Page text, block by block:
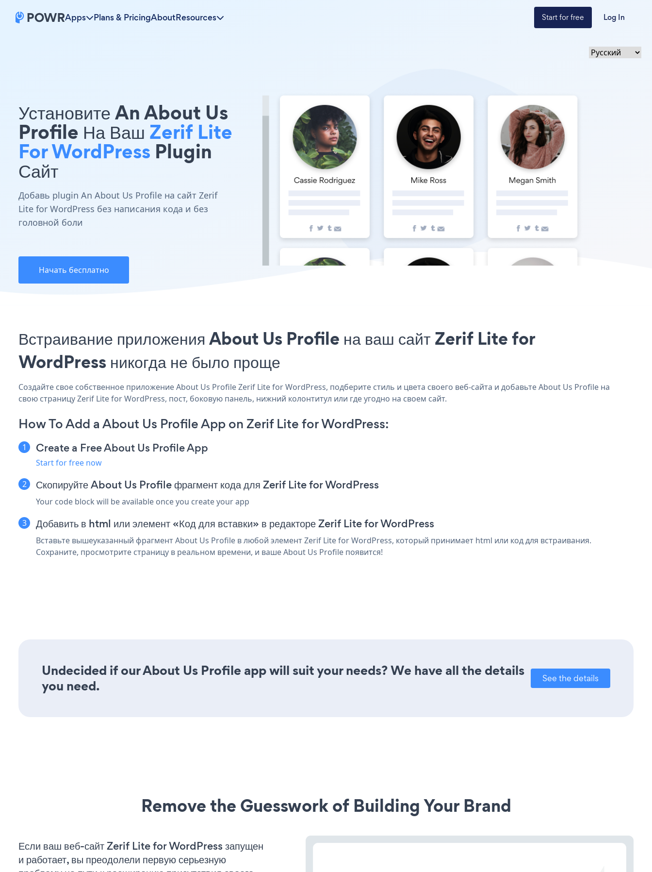
Apps Plans & PricingAboutResources Start for free Log In
Установите An About Us
Profile На Ваш Zerif Lite
For WordPress Plugin
Сайт
Добавь plugin An About Us Profile на сайт Zerif
Lite for WordPress без написания кода и без
головной боли
Начать бесплатно
Встраивание приложения About Us Profile на ваш сайт Zerif Lite for
WordPress никогда не было проще
Создайте свое собственное приложение About Us Profile Zerif Lite for WordPress, подберите стиль и цвета своего веб-сайта и добавьте About Us Profile на
свою страницу Zerif Lite for WordPress, пост, боковую панель, нижний колонтитул или где угодно на своем сайт.
How To Add a About Us Profile App on Zerif Lite for WordPress:
Create a Free About Us Profile App
Start for free now
Скопируйте About Us Profile фрагмент кода для Zerif Lite for WordPress
Your code block will be available once you create your app
Добавить в html или элемент «Код для вставки» в редакторе Zerif Lite for WordPress
Вставьте вышеуказанный фрагмент About Us Profile в любой элемент Zerif Lite for WordPress, который принимает html или код для встраивания.
Сохраните, просмотрите страницу в реальном времени, и ваше About Us Profile появится!
Undecided if our About Us Profile app will suit your needs? We have all the details
you need.
See the details
Remove the Guesswork of Building Your Brand
Если ваш веб-сайт Zerif Lite for WordPress запущен
и работает, вы преодолели первую серьезную